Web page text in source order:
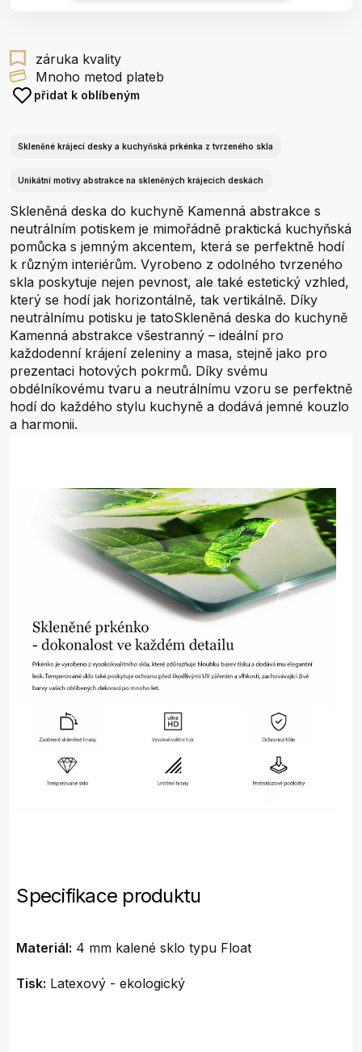
záruka kvality
Mnoho metod plateb
přidat k oblíbeným
Skleněné krájecí desky a kuchyňská prkénka z tvrzeného skla
Unikátní motivy abstrakce na skleněných krájecích deskách
Skleněná deska do kuchyně Kamenná abstrakce s
neutrálním potiskem je mimořádně praktická kuchyňská
pomůcka s jemným akcentem, která se perfektně hodí
k různým interiérům. Vyrobeno z odolného tvrzeného
skla poskytuje nejen pevnost, ale také estetický vzhled,
který se hodí jak horizontálně, tak vertikálně. Díky
neutrálnímu potisku je tatoSkleněná deska do kuchyně
Kamenná abstrakce všestranný – ideální pro
každodenní krájení zeleniny a masa, stejně jako pro
prezentaci hotových pokrmů. Díky svému
obdélníkovému tvaru a neutrálnímu vzoru se perfektně
hodí do každého stylu kuchyně a dodává jemné kouzlo
a harmonii.
Specifikace produktu
Materiál: 4 mm kalené sklo typu Float
Tisk: Latexový - ekologický